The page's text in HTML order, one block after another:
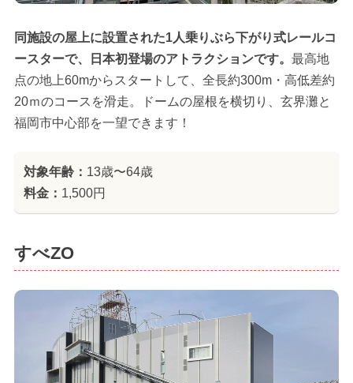
同施設の屋上に設置された1人乗りぶら下がり式レールコ
ースターで、日本初登場のアトラクションです。 最高地
点の地上60mからスタートして、全長約300m・高低差約
20ｍのコースを滑走。ドームの屋根を横切り、玄界灘と
福岡市中心部を一望できます！
対象年齢： 13歳〜64歳
料金： 1,500円
すべZO